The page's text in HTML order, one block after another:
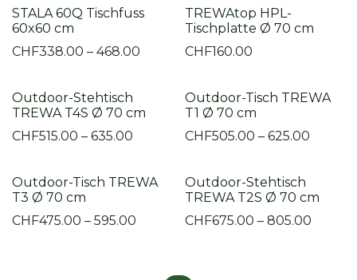
STALA 60Q Tischfuss
60x60 cm
CHF338.00 – 468.00
TREWAtop HPL-
Tischplatte Ø 70 cm
CHF160.00
Outdoor-Stehtisch
TREWA T4S Ø 70 cm
CHF515.00 – 635.00
Outdoor-Tisch TREWA
T1 Ø 70 cm
CHF505.00 – 625.00
Outdoor-Tisch TREWA
T3 Ø 70 cm
CHF475.00 – 595.00
Outdoor-Stehtisch
TREWA T2S Ø 70 cm
CHF675.00 – 805.00